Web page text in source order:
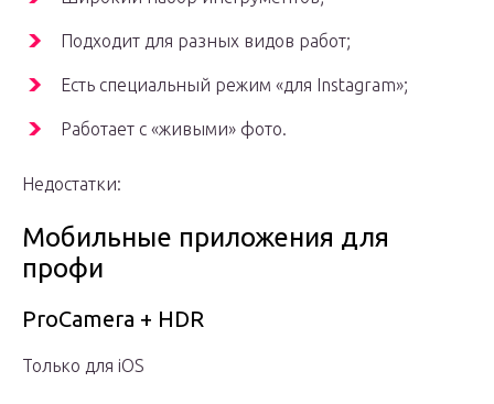
Подходит для разных видов работ;
Есть специальный режим «для Instagram»;
Работает с «живыми» фото.
Недостатки:
Мобильные приложения для
профи
ProCamera + HDR
Только для iOS